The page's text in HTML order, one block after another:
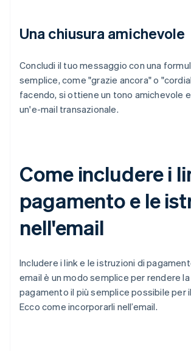
Una chiusura amichevole
Concludi il tuo messaggio con una
semplice, come "grazie ancora" o
facendo, si ottiene un tono amichevole
un'e-mail transazionale.
Come includere i
pagamento e le
nell'email
Includere i link e le istruzioni di
email è un modo semplice per rendere
pagamento il più semplice possibile per
Ecco come incorporarli nell’email.